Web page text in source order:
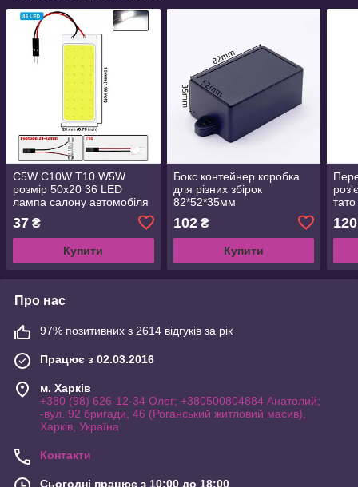
C5W C10W Т10 W5W
розмір 50x20 36 LED
лампа салону автомобіля
37 ₴
Купити
Бокс контейнер коробка
для різних збірок
82*52*35мм
102₴
Купити
120
Про нас
97% позитивних з 2614 відгуків за рік
Працює з 02.03.2016
м. Харків
+380 (98) 626-12-34 Олег; +380500804884 Анатолий;
-вул. 92 бригади, 46 (Роганський житловий масив),
Харків, Україна
Контакти
Сьогодні працює з 10:00 до 18:00